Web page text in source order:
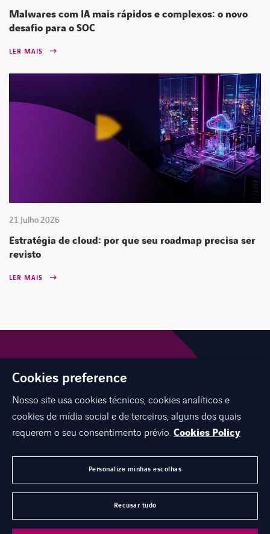
Malwares com IA mais rápidos e complexos: o novo
desafio para o SOC
LER MAIS
21 Julho 2026
Estratégia de cloud: por que seu roadmap precisa ser
revisto
LER MAIS
INTERNATIONAL NETWORK
CARREIRAS
CONTATO
Cookies preference
Nosso site usa cookies técnicos, cookies analíticos e
cookies de mídia social e de terceiros, alguns dos quais
requerem o seu consentimento prévio.Cookies Policy
Personalize minhas escolhas
Recusar tudo